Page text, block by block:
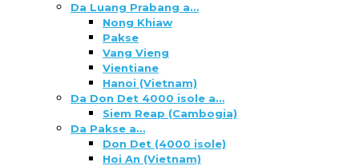
Da Luang Prabang a…
Nong Khiaw
Pakse
Vang Vieng
Vientiane
Hanoi (Vietnam)
Da Don Det 4000 isole a…
Siem Reap (Cambogia)
Da Pakse a…
Don Det (4000 isole)
Hoi An (Vietnam)